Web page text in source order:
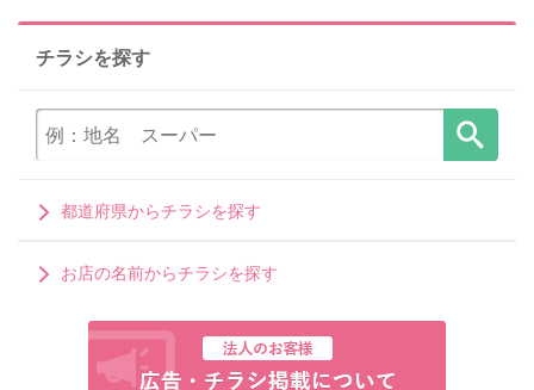
チラシを探す
都道府県からチラシを探す
お店の名前からチラシを探す